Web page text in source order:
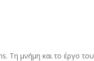
Τη μνήμη και το έργο του